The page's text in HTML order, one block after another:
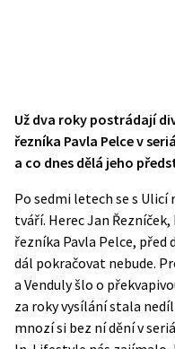
Už dva roky postrádají
řezníka Pavla Pelce v
a co dnes dělá jeho
Po sedmi letech se s
tváří. Herec Jan
řezníka Pavla Pelce, před
dál pokračovat nebude.
a Venduly šlo o
za roky vysílání stala
mnozí si bez ní dění v